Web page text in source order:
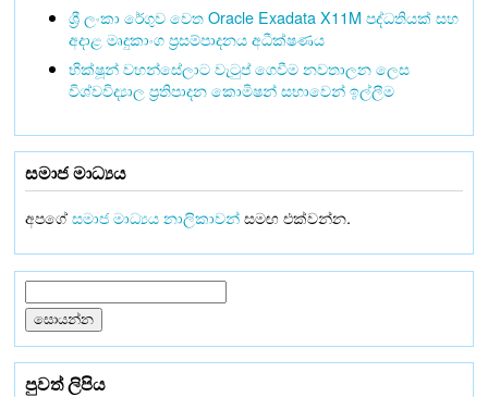
ශ්‍රී ලංකා රේගුව වෙත Oracle Exadata X11M පද්ධතියක් සහ
අදාළ මෘදුකාංග ප්‍රසම්පාදනය අධීක්ෂණය
භික්ෂූන් වහන්සේලාට වැටුප් ගෙවීම නවතාලන ලෙස
විශ්වවිද්‍යාල ප්‍රතිපාදන කොමිෂන් සභාවෙන් ඉල්ලීම
සමාජ මාධ්‍යය
අපගේසමාජ මාධ්‍යය නාලිකාවන්සමඟ එක්වන්න.
පුවත් ලිපිය